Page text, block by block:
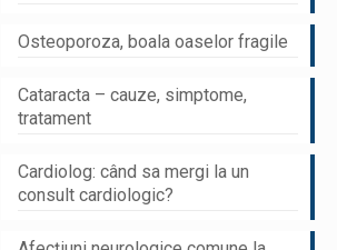
Osteoporoza, boala oaselor fragile
Cataracta – cauze, simptome,
tratament
Cardiolog: când sa mergi la un
consult cardiologic?